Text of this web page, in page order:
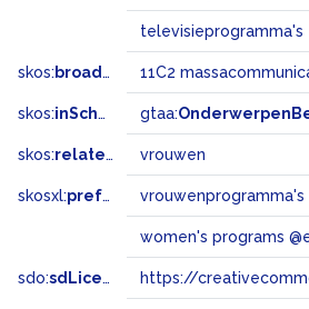
televisieprogramma's
skos: broadMatch 11C2
skos:inScheme gtaa:
skos:related vrouwen
skosxl:prefLabel vrouwenprogramma's
women's programs
sdo:sdLicense